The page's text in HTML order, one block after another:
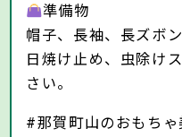
準備物
帽子、長袖、長ズボ
日焼け止め、虫除け
さい。
#那賀町山のおもち